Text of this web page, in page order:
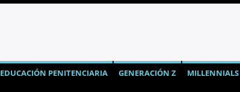
EDUCACIÓN PENITENCIARIA GENERACIÓN Z
MILLENNIALS